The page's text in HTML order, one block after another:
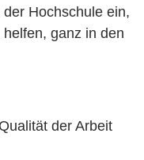
Hochschule ein,
ganz in den
der Arbeit